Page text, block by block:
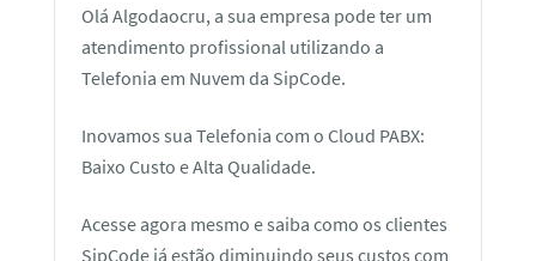
Olá Algodaocru, a sua empresa pode ter um
atendimento profissional utilizando a
Telefonia em Nuvem da SipCode.
Inovamos sua Telefonia com o Cloud PABX:
Baixo Custo e Alta Qualidade.
Acesse agora mesmo e saiba como os clientes
SipCode já estão diminuindo seus custos com